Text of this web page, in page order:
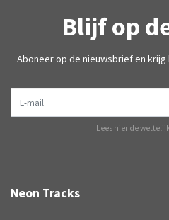
Blijf op
Aboneer op de nieuwsbrief en
Lees hier de
Neon Tracks